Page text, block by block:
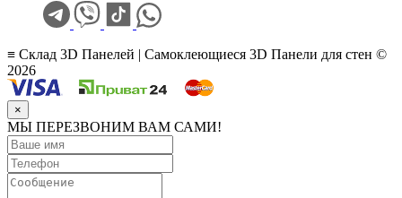
≡ Склад 3D Панелей | Самоклеющиеся 3D Панели для стен ©
2026
×
МЫ ПЕРЕЗВОНИМ ВАМ САМИ!